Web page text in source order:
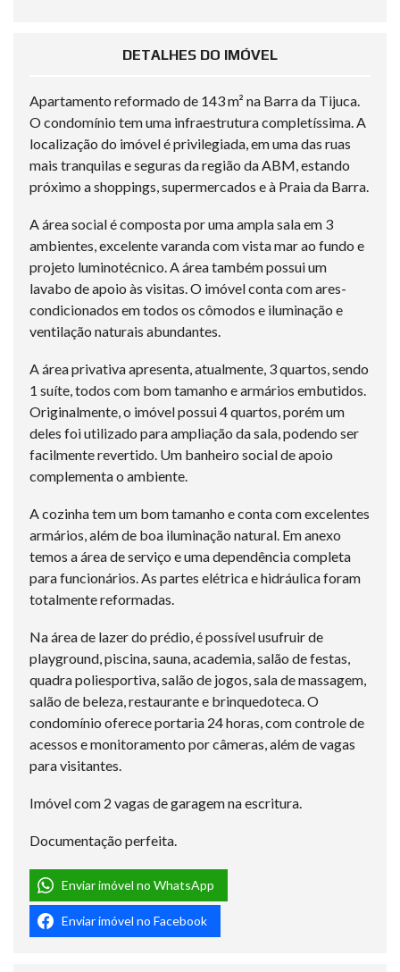
DETALHES DO IMÓVEL
Apartamento reformado de 143 m² na Barra da Tijuca.
O condomínio tem uma infraestrutura completíssima. A
localização do imóvel é privilegiada, em uma das ruas
mais tranquilas e seguras da região da ABM, estando
próximo a shoppings, supermercados e à Praia da Barra.
A área social é composta por uma ampla sala em 3
ambientes, excelente varanda com vista mar ao fundo e
projeto luminotécnico. A área também possui um
lavabo de apoio às visitas. O imóvel conta com ares-
condicionados em todos os cômodos e iluminação e
ventilação naturais abundantes.
A área privativa apresenta, atualmente, 3 quartos, sendo
1 suíte, todos com bom tamanho e armários embutidos.
Originalmente, o imóvel possui 4 quartos, porém um
deles foi utilizado para ampliação da sala, podendo ser
facilmente revertido. Um banheiro social de apoio
complementa o ambiente.
A cozinha tem um bom tamanho e conta com excelentes
armários, além de boa iluminação natural. Em anexo
temos a área de serviço e uma dependência completa
para funcionários. As partes elétrica e hidráulica foram
totalmente reformadas.
Na área de lazer do prédio, é possível usufruir de
playground, piscina, sauna, academia, salão de festas,
quadra poliesportiva, salão de jogos, sala de massagem,
salão de beleza, restaurante e brinquedoteca. O
condomínio oferece portaria 24 horas, com controle de
acessos e monitoramento por câmeras, além de vagas
para visitantes.
Imóvel com 2 vagas de garagem na escritura.
Documentação perfeita.
Enviar imóvel no WhatsApp
Enviar imóvel no Facebook